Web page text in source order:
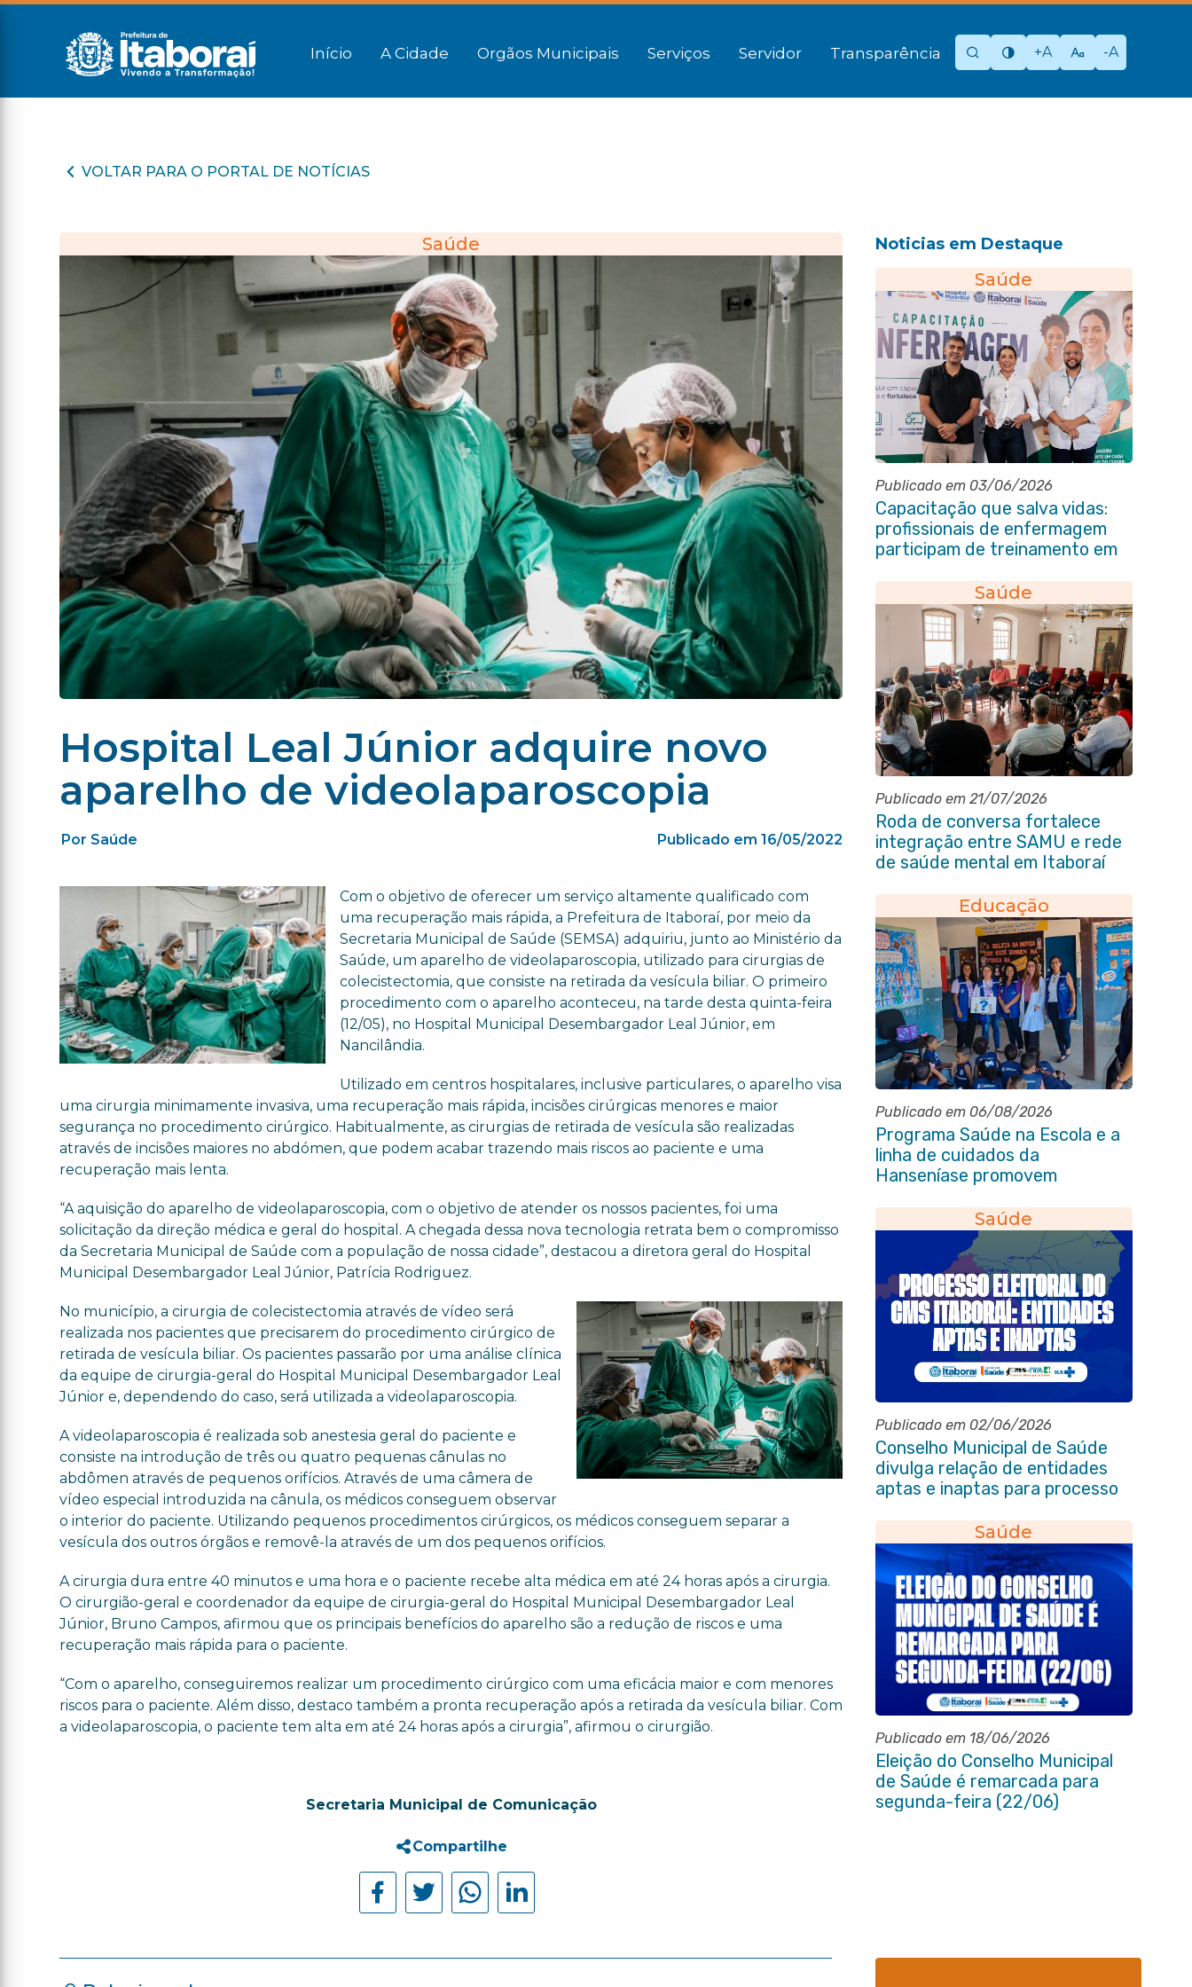
Início A Cidade Orgãos Municipais Serviços Servidor Transparência +A -A
VOLTAR PARA O PORTAL DE NOTÍCIAS
Saúde
Hospital Leal Júnior adquire novo
aparelho de videolaparoscopia
Por Saúde Publicado em 16/05/2022
Com o objetivo de oferecer um serviço altamente qualificado com
uma recuperação mais rápida, a Prefeitura de Itaboraí, por meio da
Secretaria Municipal de Saúde (SEMSA) adquiriu, junto ao Ministério da
Saúde, um aparelho de videolaparoscopia, utilizado para cirurgias de
colecistectomia, que consiste na retirada da vesícula biliar. O primeiro
procedimento com o aparelho aconteceu, na tarde desta quinta-feira
(12/05), no Hospital Municipal Desembargador Leal Júnior, em
Nancilândia.
Utilizado em centros hospitalares, inclusive particulares, o aparelho visa
uma cirurgia minimamente invasiva, uma recuperação mais rápida, incisões cirúrgicas menores e maior
segurança no procedimento cirúrgico. Habitualmente, as cirurgias de retirada de vesícula são realizadas
através de incisões maiores no abdómen, que podem acabar trazendo mais riscos ao paciente e uma
recuperação mais lenta.
“A aquisição do aparelho de videolaparoscopia, com o objetivo de atender os nossos pacientes, foi uma
solicitação da direção médica e geral do hospital. A chegada dessa nova tecnologia retrata bem o compromisso
da Secretaria Municipal de Saúde com a população de nossa cidade”, destacou a diretora geral do Hospital
Municipal Desembargador Leal Júnior, Patrícia Rodriguez.
No município, a cirurgia de colecistectomia através de vídeo será
realizada nos pacientes que precisarem do procedimento cirúrgico de
retirada de vesícula biliar. Os pacientes passarão por uma análise clínica
da equipe de cirurgia-geral do Hospital Municipal Desembargador Leal
Júnior e, dependendo do caso, será utilizada a videolaparoscopia.
A videolaparoscopia é realizada sob anestesia geral do paciente e
consiste na introdução de três ou quatro pequenas cânulas no
abdômen através de pequenos orifícios. Através de uma câmera de
vídeo especial introduzida na cânula, os médicos conseguem observar
o interior do paciente. Utilizando pequenos procedimentos cirúrgicos, os médicos conseguem separar a
vesícula dos outros órgãos e removê-la através de um dos pequenos orifícios.
A cirurgia dura entre 40 minutos e uma hora e o paciente recebe alta médica em até 24 horas após a cirurgia.
O cirurgião-geral e coordenador da equipe de cirurgia-geral do Hospital Municipal Desembargador Leal
Júnior, Bruno Campos, afirmou que os principais benefícios do aparelho são a redução de riscos e uma
recuperação mais rápida para o paciente.
“Com o aparelho, conseguiremos realizar um procedimento cirúrgico com uma eficácia maior e com menores
riscos para o paciente. Além disso, destaco também a pronta recuperação após a retirada da vesícula biliar. Com
a videolaparoscopia, o paciente tem alta em até 24 horas após a cirurgia”, afirmou o cirurgião.
Secretaria Municipal de Comunicação
Compartilhe
Noticias em Destaque
Saúde
Publicado em 03/06/2026
Capacitação que salva vidas:
profissionais de enfermagem
participam de treinamento em
Saúde
Publicado em 21/07/2026
Roda de conversa fortalece
integração entre SAMU e rede
de saúde mental em Itaboraí
Educação
Publicado em 06/08/2026
Programa Saúde na Escola e a
linha de cuidados da
Hanseníase promovem
hanseníase na E.M Adelaide de
Magalhães Seabra
Saúde
Publicado em 02/06/2026
Conselho Municipal de Saúde
divulga relação de entidades
aptas e inaptas para processo
2030
Saúde
Publicado em 18/06/2026
Eleição do Conselho Municipal
de Saúde é remarcada para
segunda-feira (22/06)